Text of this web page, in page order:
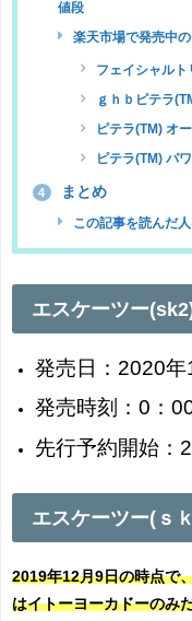
値段
楽天市場で発売中
フェイシャルト
ｇｈｂピテラ
ピテラ(TM) オ
ピテラ(TM) パ
4 まとめ
この記事を読んだ
エスケーツー
発売日：2020年
発売時刻：0：
先行予約開始：
エスケーツー(ｓ
2019年12月9日の時点で
はイトーヨーカドーのみ